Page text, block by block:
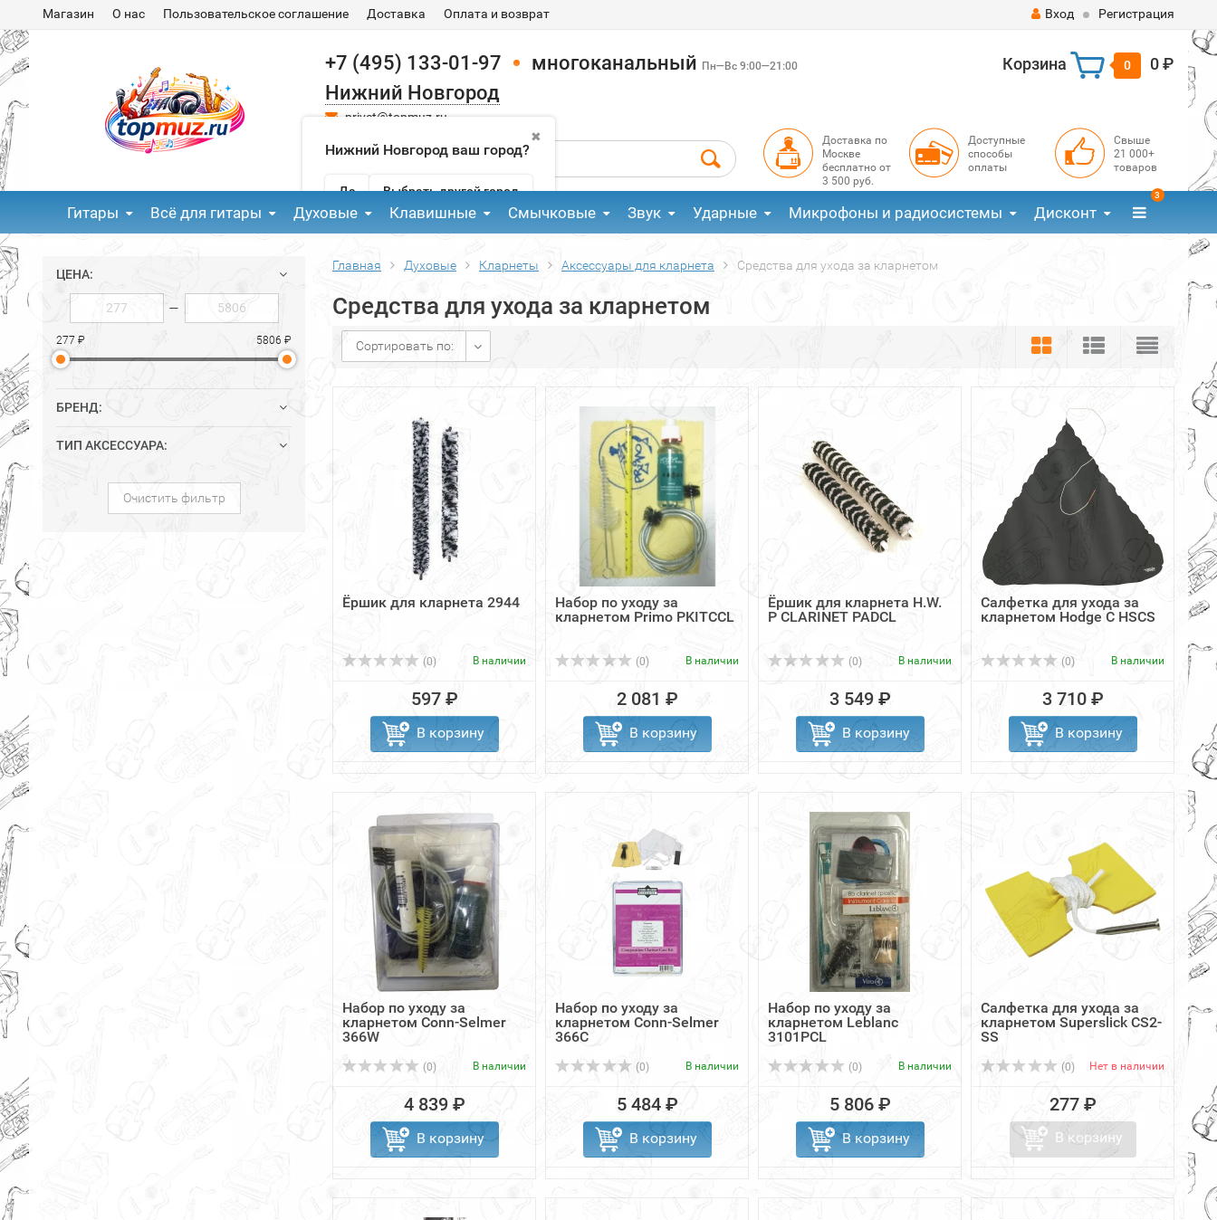
Магазин О нас Пользовательское соглашение Доставка Оплата и возврат Вход Регистрация
+7 (495) 133-01-97 многоканальный Пн—Вс 9:00—21:00
Нижний Новгород
✖
Нижний Новгород ваш город?
Да Выбрать другой город
privet@topmuz.ru
Корзина 0 0 ₽
Доставка по
Москве
бесплатно от
3 500 руб.
Доступные
способы
оплаты
Свыше
21 000+
товаров
Гитары Всё для гитары Духовые Клавишные Смычковые Звук Ударные Микрофоны и радиосистемы Дисконт
3
ЦЕНА:
—
277 ₽ 5806 ₽
БРЕНД:
ТИП АКСЕССУАРА:
Очистить фильтр
Главная Духовые Кларнеты Аксессуары для кларнета Средства для ухода за кларнетом
Средства для ухода за кларнетом
Сортировать по:
Ёршик для кларнета 2944
(0) В наличии
597 ₽
В корзину
Набор по уходу за
кларнетом Primo PKITCCL
(0) В наличии
2 081 ₽
В корзину
Ёршик для кларнета H.W.
P CLARINET PADCL
(0) В наличии
3 549 ₽
В корзину
Салфетка для ухода за
кларнетом Hodge C HSCS
(0) В наличии
3 710 ₽
В корзину
Набор по уходу за
кларнетом Conn-Selmer
366W
(0) В наличии
4 839 ₽
В корзину
Набор по уходу за
кларнетом Conn-Selmer
366C
(0) В наличии
5 484 ₽
В корзину
Набор по уходу за
кларнетом Leblanc
3101PCL
(0) В наличии
5 806 ₽
В корзину
Салфетка для ухода за
кларнетом Superslick CS2-
SS
(0) Нет в наличии
277 ₽
В корзину